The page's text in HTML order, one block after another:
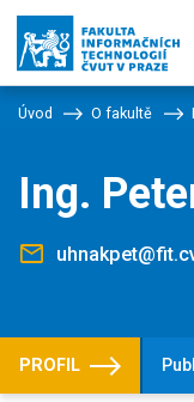
Úvod O fakultě
Ing.
PROFIL